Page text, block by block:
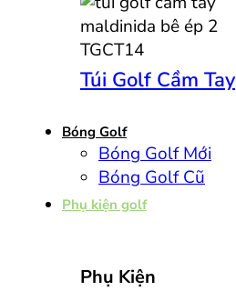
Túi Golf Cầm Tay
Bóng Golf
Bóng Golf Mới
Bóng Golf Cũ
Phụ kiện golf
Phụ Kiện